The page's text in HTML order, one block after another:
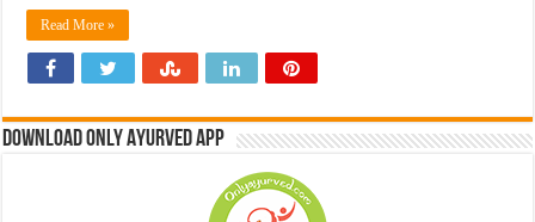
Read More »
Download Only Ayurved App